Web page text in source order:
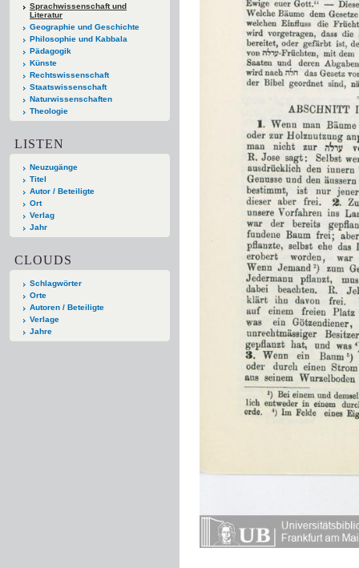
Sprachwissenschaft und
Literatur
Geographie und Geschichte
Philosophie und Kabbala
Pädagogik
Künste
Rechtswissenschaft
Staatswissenschaft
Naturwissenschaften
Theologie
LISTEN
Neuzugänge
Titel
Autor / Beteiligte
Ort
Verlag
Jahr
CLOUDS
Schlagwörter
Orte
Autoren / Beteiligte
Verlage
Jahre